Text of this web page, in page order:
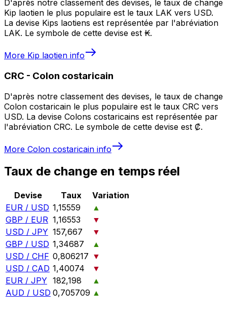
D'après notre classement des devises, le taux de change
Kip laotien le plus populaire est le taux LAK vers USD.
La devise Kips laotiens est représentée par l'abréviation
LAK. Le symbole de cette devise est ₭.
More Kip laotien info
CRC - Colon costaricain
D'après notre classement des devises, le taux de change
Colon costaricain le plus populaire est le taux CRC vers
USD. La devise Colons costaricains est représentée par
l'abréviation CRC. Le symbole de cette devise est ₡.
More Colon costaricain info
Taux de change en temps réel
Devise Taux
Variation
EUR / USD 1,15559
▲
GBP / EUR 1,16553
▼
USD / JPY 157,667
▼
GBP / USD 1,34687
▲
USD / CHF 0,806217 ▼
USD / CAD 1,40074
▼
EUR / JPY 182,198
▲
AUD / USD 0,705709 ▲